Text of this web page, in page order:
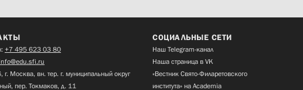
+7 495 623 03 80
г. Москва, вн. тер. г. муниципальный округ
пер. Токмаков, д. 11
СОЦИАЛЬНЫЕ СЕТИ
Наш Telegram-канал
Наша страница в VK
«Вестник Свято-Филаретовского
института» на Academia